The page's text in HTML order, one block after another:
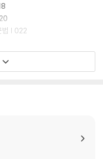
법 | 022
지 필수 기능성 스트레칭
처방전 | 036